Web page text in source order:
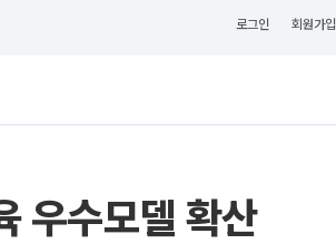
로그인 회원가입
우수모델 확산